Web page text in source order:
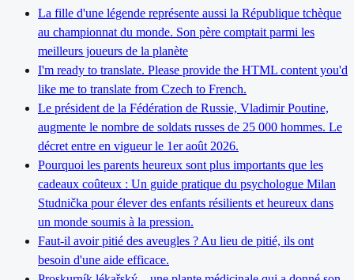
La fille d'une légende représente aussi la République tchèque
au championnat du monde. Son père comptait parmi les
meilleurs joueurs de la planète
I'm ready to translate. Please provide the HTML content you'd
like me to translate from Czech to French.
Le président de la Fédération de Russie, Vladimir Poutine,
augmente le nombre de soldats russes de 25 000 hommes. Le
décret entre en vigueur le 1er août 2026.
Pourquoi les parents heureux sont plus importants que les
cadeaux coûteux : Un guide pratique du psychologue Milan
Studnička pour élever des enfants résilients et heureux dans
un monde soumis à la pression.
Faut-il avoir pitié des aveugles ? Au lieu de pitié, ils ont
besoin d'une aide efficace.